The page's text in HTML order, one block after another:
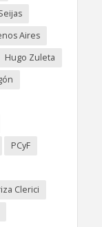
Aires
Hugo Zuleta
PCyF
Clerici